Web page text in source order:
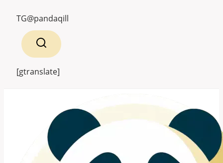
TG@pandaqill
[gtranslate]